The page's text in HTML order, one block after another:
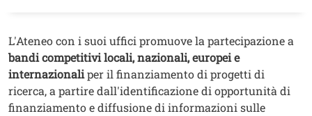
Contenuto
Testo
L'Ateneo con i suoi uffici promuove la partecipazione a
bandi competitivi locali, nazionali, europei e
internazionaliper il finanziamento di progetti di
ricerca, a partire dall'identificazione di opportunità di
finanziamento e diffusione di informazioni sulle